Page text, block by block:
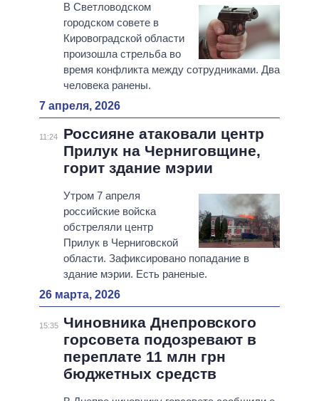
В Светловодском
городском совете в
Кировоградской области
произошла стрельба во
время конфликта между сотрудниками. Два
человека ранены.
7 апреля, 2026
11:24
Россияне атаковали центр
Прилук на Черниговщине,
горит здание мэрии
Утром 7 апреля
российские войска
обстреляли центр
Прилук в Черниговской
области. Зафиксировано попадание в
здание мэрии. Есть раненые.
26 марта, 2026
15:35
Чиновника Днепровского
горсовета подозревают в
переплате 11 млн грн
бюджетных средств